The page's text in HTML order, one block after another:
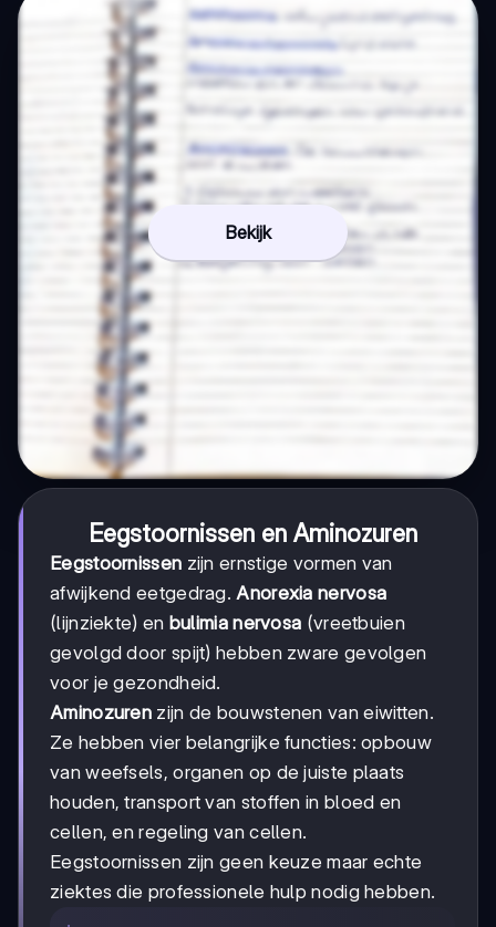
Bekijk
Eegstoornissen en Aminozuren
Eegstoornissen zijn ernstige vormen van
afwijkend eetgedrag. Anorexia nervosa
(lijnziekte) en bulimia nervosa (vreetbuien
gevolgd door spijt) hebben zware gevolgen
voor je gezondheid.
Aminozuren zijn de bouwstenen van eiwitten.
Ze hebben vier belangrijke functies: opbouw
van weefsels, organen op de juiste plaats
houden, transport van stoffen in bloed en
cellen, en regeling van cellen.
Eegstoornissen zijn geen keuze maar echte
ziektes die professionele hulp nodig hebben.